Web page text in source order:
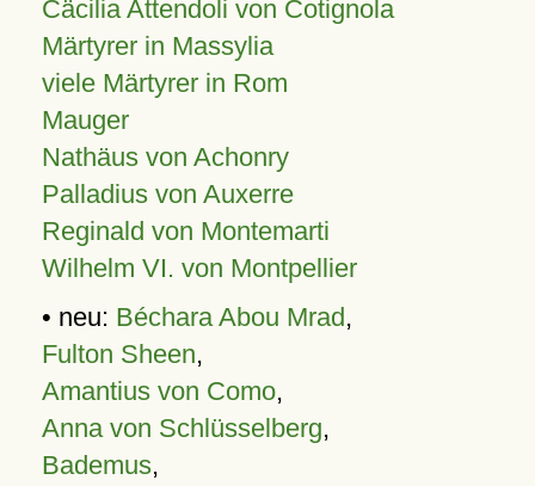
Cäcilia Attendoli von Cotignola
Märtyrer in Massylia
viele Märtyrer in Rom
Mauger
Nathäus von Achonry
Palladius von Auxerre
Reginald von Montemarti
Wilhelm VI. von Montpellier
• neu: Béchara Abou Mrad,
Fulton Sheen,
Amantius von Como,
Anna von Schlüsselberg,
Bademus,